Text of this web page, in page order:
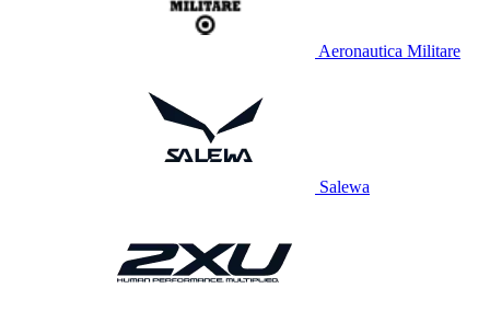
Aeronautica Militare
Salewa